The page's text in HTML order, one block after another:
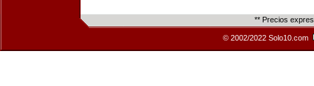
** Precios
© 2002/2022 Solo10.com